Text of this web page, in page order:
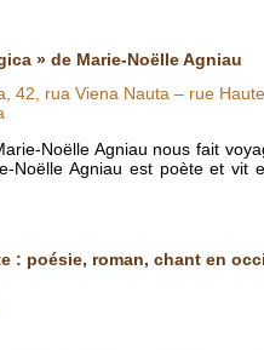
» de Marie-Noëlle Agniau
42, rua Viena Nauta – rue
Noëlle Agniau nous fait
Noëlle Agniau est poète et vit
: poésie, roman, chant en